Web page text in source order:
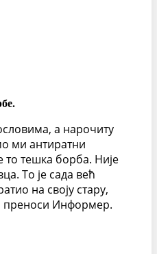
а нарочиту
ми антиратни
то тешка борба. Није
То је сада већ
на своју стару,
преноси Информер.